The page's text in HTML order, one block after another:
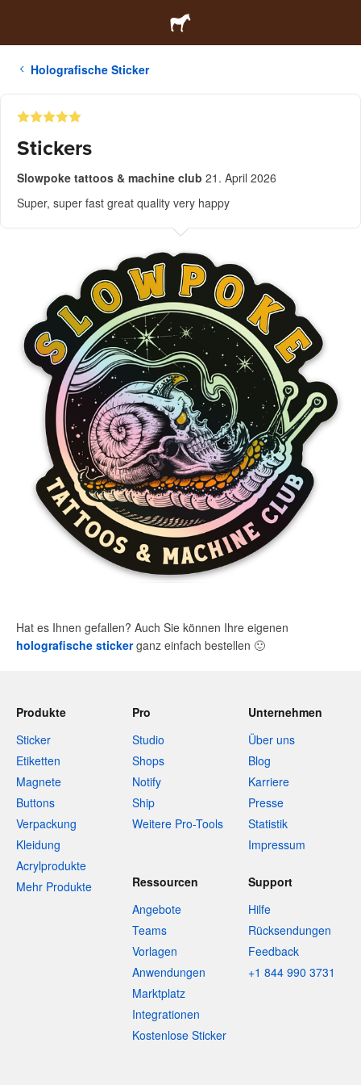
Holografische Sticker
Stickers
Slowpoke tattoos & machine club 21. April 2026
Super, super fast great quality very happy
Hat es Ihnen gefallen? Auch Sie können Ihre eigenen
holografische stickerganz einfach bestellen 🙂
Produkte
Sticker
Etiketten
Magnete
Buttons
Verpackung
Kleidung
Acrylprodukte
Mehr Produkte
Pro
Studio
Shops
Notify
Ship
Weitere Pro-Tools
Unternehmen
Über uns
Blog
Karriere
Presse
Statistik
Impressum
Ressourcen
Angebote
Teams
Vorlagen
Anwendungen
Marktplatz
Integrationen
Kostenlose Sticker
Support
Hilfe
Rücksendungen
Feedback
+1 844 990 3731